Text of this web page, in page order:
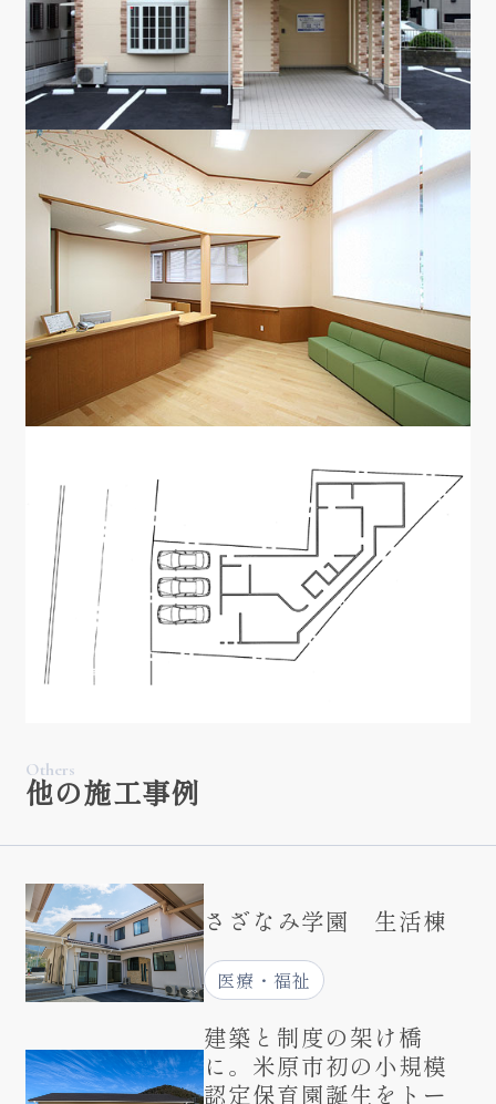
Others
他の施工事例
さざなみ学園 生活棟
医療・福祉
建築と制度の架け橋
に。米原市初の小規模
認定保育園誕生をトー